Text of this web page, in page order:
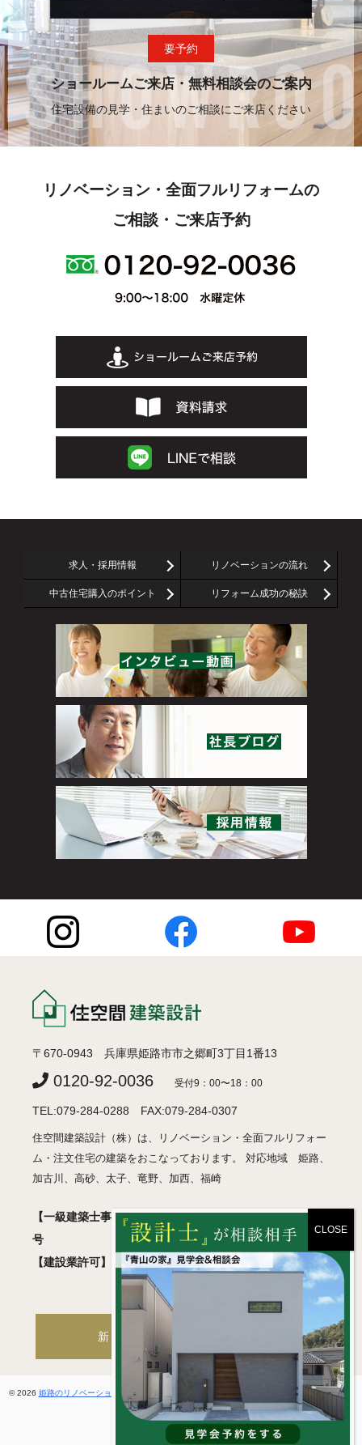
要予約
ショールームご来店・無料相談会のご案内
住宅設備の見学・住まいのご相談にご来店ください
リノベーション・全面フルリフォームの
ご相談・ご来店予約
求人・採用情報 リノベーションの流れ
中古住宅購入のポイント リフォーム成功の秘訣
〒670-0943 兵庫県姫路市市之郷町3丁目1番13
0120-92-0036 受付9：00〜18：00
TEL:079-284-0288 FAX:079-284-0307
住空間建築設計（株）は、リノベーション・全面フルリフォー
ム・注文住宅の建築をおこなっております。 対応地域 姫路、
加古川、高砂、太子、竜野、加西、福崎
【一級建築士事務所】 兵庫県知事登録 許可01A05018
号
【建設業許可】 兵庫県知事登録 般-2 第460830号
新築・注文住宅サイトへ
© 2026 姫路のリノベーション・フルリフォーム / 住空間建築設計 一級建築士事務所. All rights
reserved.
ホームページ制作by